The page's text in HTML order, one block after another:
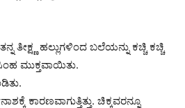
ತೀಕ್ಷ್ಣ ಹಲ್ಲುಗಳಿಂದ ಬಲೆಯನ್ನು ಕಚ್ಚಿ ಕಚ್ಚಿ
ಮುಕ್ತವಾಯಿತು.
ಕಾರಣವಾಗುತ್ತಿತ್ತು. ಚಿಕ್ಕವರನ್ನೂ